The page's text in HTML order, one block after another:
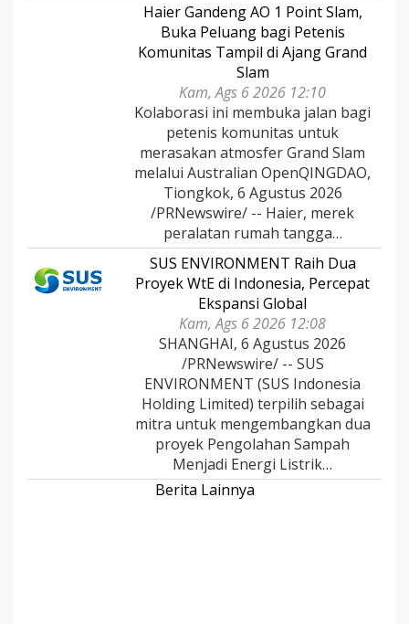
Haier Gandeng AO 1 Point Slam,
Buka Peluang bagi Petenis
Komunitas Tampil di Ajang Grand
Slam
Kam, Ags 6 2026 12:10
Kolaborasi ini membuka jalan bagi
petenis komunitas untuk
merasakan atmosfer Grand Slam
melalui Australian OpenQINGDAO,
Tiongkok, 6 Agustus 2026
/PRNewswire/ -- Haier, merek
peralatan rumah tangga…
SUS ENVIRONMENT Raih Dua
Proyek WtE di Indonesia, Percepat
Ekspansi Global
Kam, Ags 6 2026 12:08
SHANGHAI, 6 Agustus 2026
/PRNewswire/ -- SUS
ENVIRONMENT (SUS Indonesia
Holding Limited) terpilih sebagai
mitra untuk mengembangkan dua
proyek Pengolahan Sampah
Menjadi Energi Listrik…
Berita Lainnya